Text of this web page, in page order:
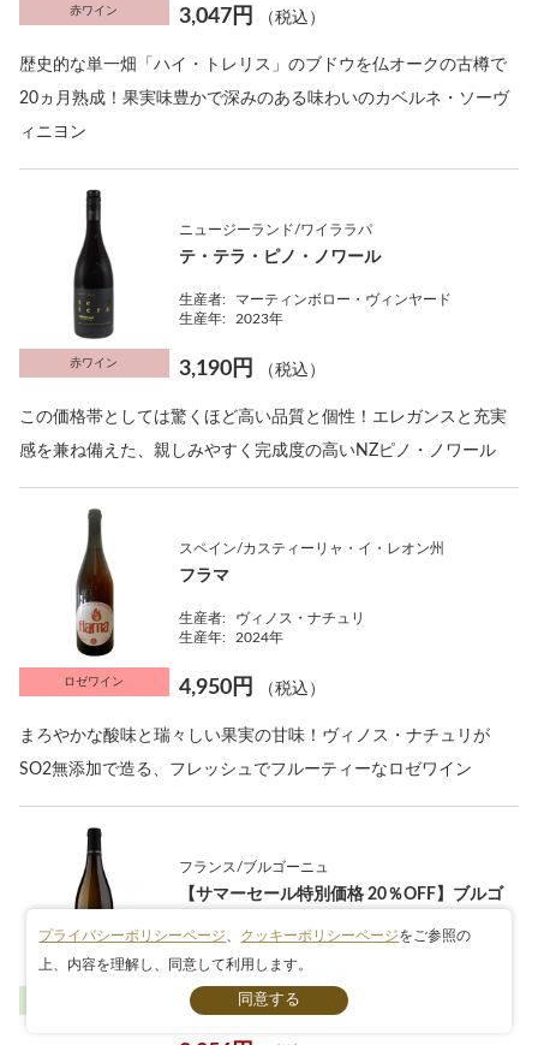
赤ワイン 3,047円 （税込）
歴史的な単一畑「ハイ・トレリス」のブドウを仏オークの古樽で
20ヵ月熟成！果実味豊かで深みのある味わいのカベルネ・ソーヴ
ィニヨン
赤ワイン
ニュージーランド/ワイララパ
テ・テラ・ピノ・ノワール
生産者:
マーティンボロー・ヴィンヤード
生産年:
2023年
3,190円 （税込）
この価格帯としては驚くほど高い品質と個性！エレガンスと充実
感を兼ね備えた、親しみやすく完成度の高いNZピノ・ノワール
ロゼワイン
スペイン/カスティーリャ・イ・レオン州
フラマ
生産者:
ヴィノス・ナチュリ
生産年:
2024年
4,950円 （税込）
まろやかな酸味と瑞々しい果実の甘味！ヴィノス・ナチュリが
SO2無添加で造る、フレッシュでフルーティーなロゼワイン
フランス/ブルゴーニュ
【サマーセール特別価格 20％OFF】ブルゴ
生産者:
ヴァンサン・ヴァンジエ
プライバシーポリシーページ クッキーポリシーページをご参照の
上、内容を理解し、同意して利用します。